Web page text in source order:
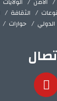
الثقافة
الدولي حوارات